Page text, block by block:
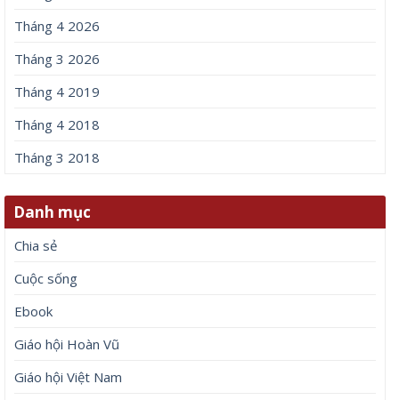
Tháng 4 2026
Tháng 3 2026
Tháng 4 2019
Tháng 4 2018
Tháng 3 2018
Danh mục
Chia sẻ
Cuộc sống
Ebook
Giáo hội Hoàn Vũ
Giáo hội Việt Nam